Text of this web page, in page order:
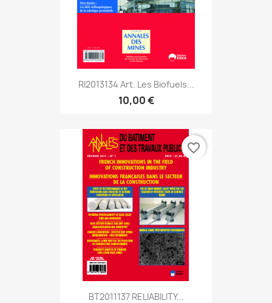
RI2013134 Art. Les Biofuels...
10,00 €
BT2011137 RELIABILITY...
favorite_border